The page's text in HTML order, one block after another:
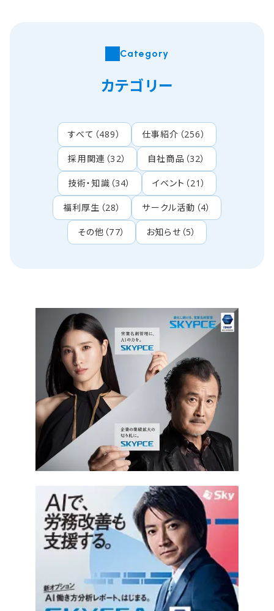
Category
カテゴリー
すべて （489） 仕事紹介 （256）
採用関連 （32） 自社商品 （32）
技術・知識 （34） イベント （21）
福利厚生 （28） サークル活動 （4）
その他 （77） お知らせ （5）